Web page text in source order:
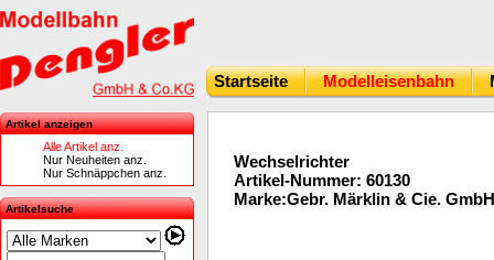
Startseite Modelleisenbahn
Artikel anzeigen
Alle Artikel anz.
Nur Neuheiten anz.
Nur Schnäppchen anz.
Artikelsuche
Wechselrichter
Artikel-Nummer: 60130
Marke:Gebr. Märklin & Cie. GmbH